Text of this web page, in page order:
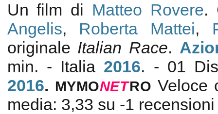
Un film di Matteo Rovere.
Angelis, Roberta Mattei,
originale Italian Race.
min. - Italia 2016. - 01
2016. MYMONETRO Veloce
media: 3,33 su -1